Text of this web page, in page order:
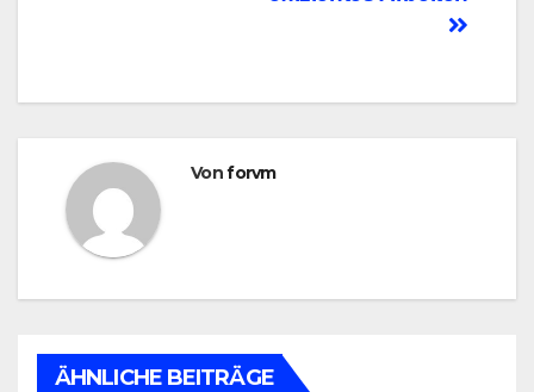
Vonforvm
ÄHNLICHE BEITRÄGE